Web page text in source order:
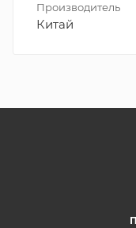
Производитель
Китай